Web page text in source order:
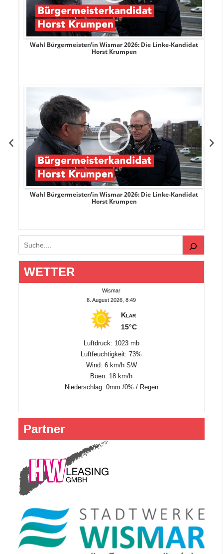
Wahl Bürgermeister/in Wismar 2026: Die Linke-Kandidat
Horst Krumpen
Wahl Bürgermeister/in Wismar 2026: Die Linke-Kandidat
Horst Krumpen
Suchen
WETTER
Wismar
8. August 2026, 8:49
Klar
15°C
Luftdruck: 1023 mb
Luftfeuchtigkeit: 73%
Wind: 6 km/h SW
Böen: 18 km/h
Niederschlag: 0mm /0% / Regen
Partner